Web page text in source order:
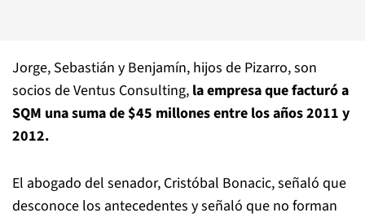
Jorge, Sebastián y Benjamín, hijos de Pizarro, son
socios de Ventus Consulting, la empresa que facturó a
SQM una suma de $45 millones entre los años 2011 y
2012.
El abogado del senador, Cristóbal Bonacic, señaló que
desconoce los antecedentes y señaló que no forman